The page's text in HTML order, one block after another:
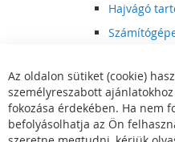
Hajvágó
Hajvágó
Szórakoztató elektronika
Multimédia
DVD,
Az oldalon sütiket (cookie)
személyreszabott
fokozása érdekében. Ha nem
befolyásolhatja az Ön